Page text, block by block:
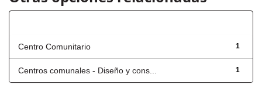
1
Centro Comunitario
1
Centros comunales - Diseño y cons...